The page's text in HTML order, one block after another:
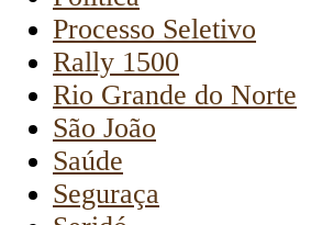
Processo Seletivo
Rally 1500
Rio Grande do Norte
São João
Saúde
Seguraça